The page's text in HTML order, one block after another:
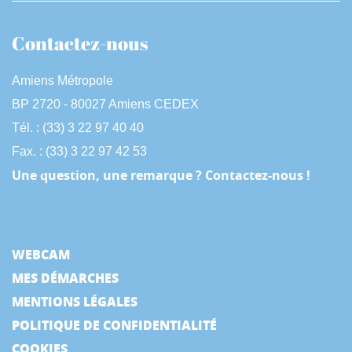
Contactez-nous
Amiens Métropole
BP 2720 - 80027 Amiens CEDEX
Tél. : (33) 3 22 97 40 40
Fax. : (33) 3 22 97 42 53
Une question, une remarque ? Contactez-nous !
WEBCAM
MES DÉMARCHES
MENTIONS LÉGALES
POLITIQUE DE CONFIDENTIALITÉ
COOKIES